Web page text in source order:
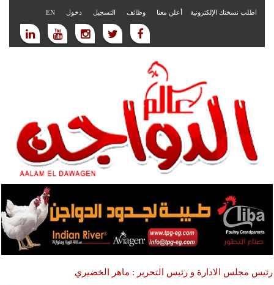
اطلب نسختك الإلكترونية أعلن معنا وظائف التسجيل دخول EN
رئيس مجلس الادارة و رئيس التحرير : ماهر الخضيري